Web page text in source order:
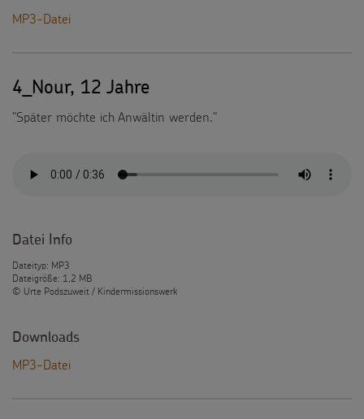
MP3-Datei
4_Nour, 12 Jahre
"Später möchte ich Anwältin werden."
Datei Info
Dateityp: MP3
Dateigröße: 1,2 MB
© Urte Podszuweit / Kindermissionswerk
Downloads
MP3-Datei